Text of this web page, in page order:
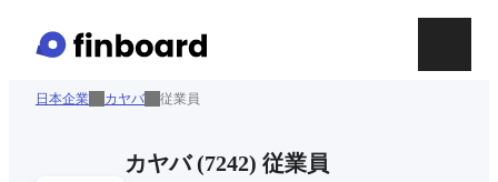
日本企業 カヤバ 従業員
カヤバ(7242) 従業員